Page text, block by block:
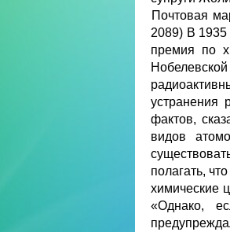
Почтовая
2089) В
премия по
устранения
фактов,
видов
полагать,
химические
«Однако,